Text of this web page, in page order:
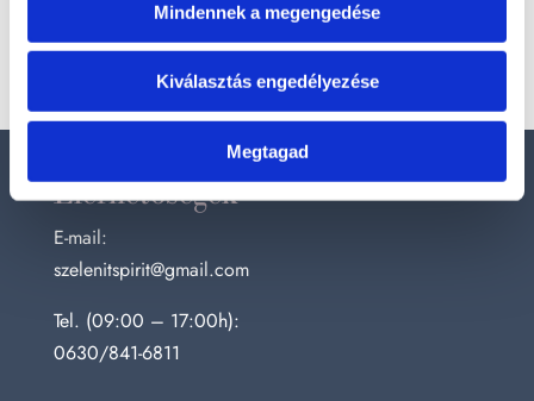
Mindennek a megengedése
Kiválasztás engedélyezése
Megtagad
Tovább olvasom
Elérhetőségek
E-mail:
szelenitspirit@gmail.com
Tel. (09:00 – 17:00h):
0630/841-6811